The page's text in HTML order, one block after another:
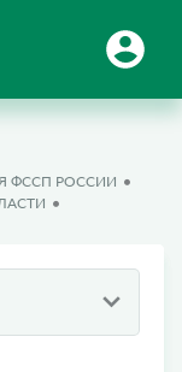
ФССП РОССИИ